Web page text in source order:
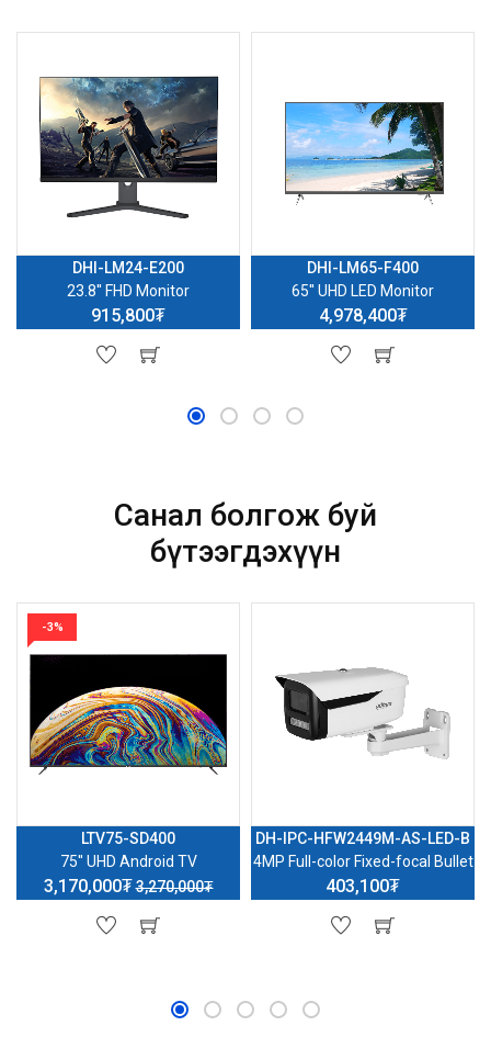
DHI-LM24-E200
23.8'' FHD Monitor
915,800₮
DHI-LM65-F400
65'' UHD LED Monitor
4,978,400₮
Санал болгож буй
бүтээгдэхүүн
-3%
LTV75-SD400
75'' UHD Android TV
3,170,000₮3,270,000₮
DH-IPC-HFW2449M-AS-LED-B
4MP Full-color Fixed-focal Bullet
403,100₮